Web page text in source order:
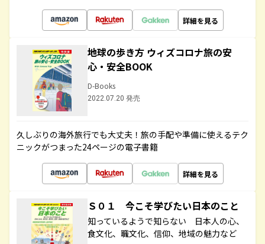
詳細を見る
地球の歩き方 ウィズコロナ旅の安
心・安全BOOK
D-Books
2022.07.20 発売
久しぶりの海外旅行でも大丈夫！旅の手配や準備に使えるテク
ニックがつまった24ページの電子書籍
詳細を見る
Ｓ０１ 今こそ学びたい日本のこと
知っているようで知らない 日本人の心、
食文化、職文化、信仰、地域の魅力など